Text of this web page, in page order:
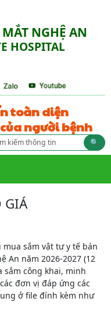
NGHỆ AN
HOSPITAL
toàn diện
người bệnh
🔍
GIÁ
sắm vật tư y tế bán
An năm 2026-2027 (12
sắm công khai, minh
đơn vị đáp ứng các
ở file đính kèm như